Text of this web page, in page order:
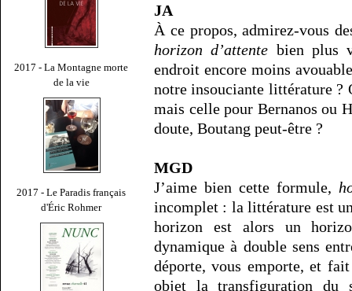
2017 - La Montagne morte
de la vie
2017 - Le Paradis français
d'Éric Rohmer
JA
À ce propos, admirez-vous
horizon d’attente bien plus
endroit encore moins
notre insouciante littérature
mais celle pour Bernanos ou
doute, Boutang peut-être ?
MGD
J’aime bien cette formule,
incomplet : la littérature est
horizon est alors un
dynamique à double sens
déporte, vous emporte, et
objet la transfiguration du